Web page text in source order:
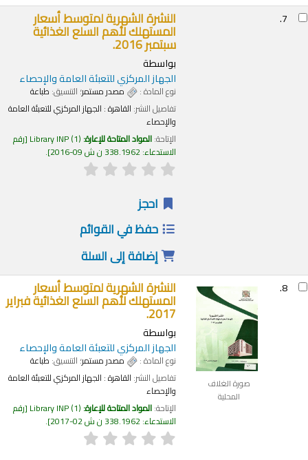
النشرة الشهرية لمتوسط أسعار
المستهلك لأهم السلع الغذائية
سبتمبر 2016.
بواسطة
الجهاز المركزي للتعبئة العامة والإحصاء
نوع المادة : مصدر مستمر؛ التنسيق:طباعة
تفاصيل النشر:القاهرة : الجهاز المركزي للتعبئة العامة
والإحصاء
الإتاحة:المواد المتاحة للإعارة: Library INP(1)
رقم
الاستدعاء:338.1962 ن ش 09-2016 .
احجز
حفظ في القوائم
إضافة إلى السلة
8.
صورة الغلاف
المحلية
النشرة الشهرية لمتوسط أسعار
المستهلك لأهم السلع الغذائية فبراير
2017.
بواسطة
الجهاز المركزي للتعبئة العامة والإحصاء
نوع المادة : مصدر مستمر؛ التنسيق:طباعة
تفاصيل النشر:القاهرة : الجهاز المركزي للتعبئة العامة
والإحصاء
الإتاحة:المواد المتاحة للإعارة: Library INP(1)
رقم
الاستدعاء:338.1962 ن ش 02-2017 .